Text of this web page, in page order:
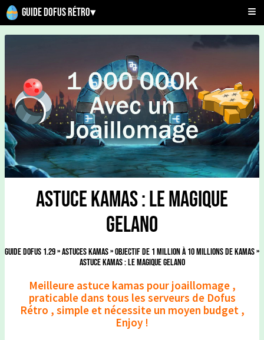
Guide Dofus Rétro▾
Astuce Kamas : Le Magique
Gelano
Guide Dofus 1.29»Astuces Kamas»Objectif de 1 Million à 10 Millions de kamas»
Astuce Kamas : Le Magique Gelano
Meilleure astuce kamas pour joaillomage ,
praticable dans tous les serveurs de Dofus
Rétro , simple et nécessite un moyen budget ,
Enjoy !